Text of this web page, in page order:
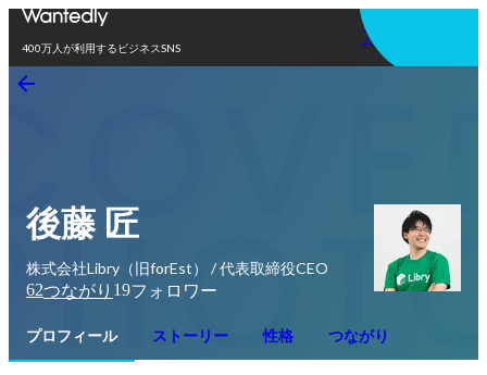
400万人が利用するビジネスSNS
アプリを使う
後藤 匠
株式会社Libry（旧forEst） / 代表取締役CEO
62つながり 19フォロワー
プロフィール ストーリー 性格 つながり